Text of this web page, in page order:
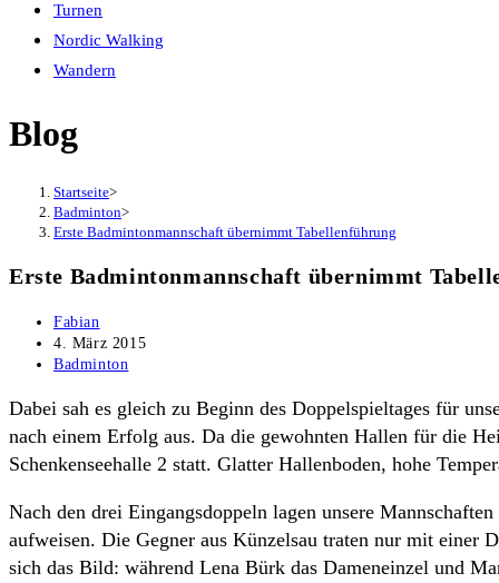
Turnen
Nordic Walking
Wandern
Blog
Startseite>
Badminton>
Erste Badmintonmannschaft übernimmt Tabellenführung
Erste Badmintonmannschaft übernimmt
Beitrags-
Autor:
Fabian
Beitrag
veröffentlicht:
4. März 2015
Beitrags-
Badminton
Dabei sah es gleich zu Beginn des Doppelspieltages für
nach einem Erfolg aus. Da die gewohnten Hallen für die
Schenkenseehalle 2 statt. Glatter Hallenboden, hohe
Nach den drei Eingangsdoppeln lagen unsere
aufweisen. Die Gegner aus Künzelsau traten nur mit einer
sich das Bild: während Lena Bürk das Dameneinzel und